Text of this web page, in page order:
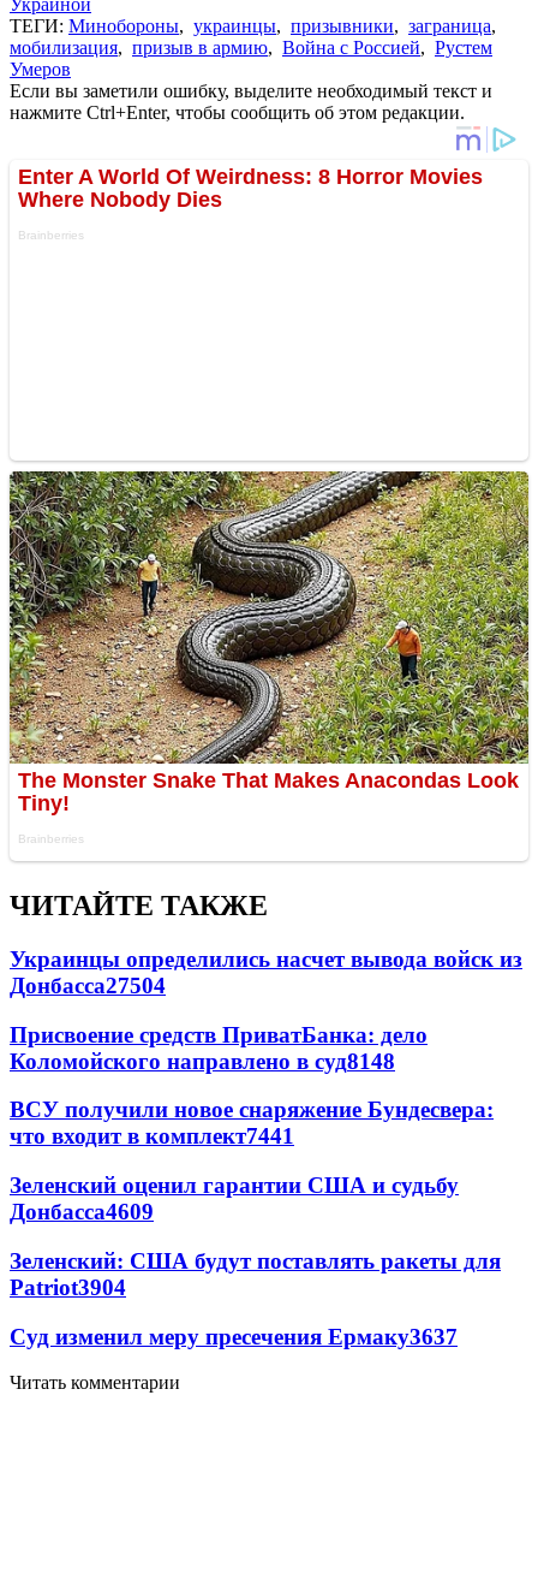
ТЕГИ: Минобороны, украинцы, призывники, заграница,
мобилизация, призыв в армию, Война с Россией, Рустем
Умеров
Если вы заметили ошибку, выделите необходимый текст и
нажмите Ctrl+Enter, чтобы сообщить об этом редакции.
ЧИТАЙТЕ ТАКЖЕ
Украинцы определились насчет вывода войск из
Донбасса27504
Присвоение средств ПриватБанка: дело
Коломойского направлено в суд8148
ВСУ получили новое снаряжение Бундесвера:
что входит в комплект7441
Зеленский оценил гарантии США и судьбу
Донбасса4609
Зеленский: США будут поставлять ракеты для
Patriot3904
Суд изменил меру пресечения Ермаку3637
Читать комментарии